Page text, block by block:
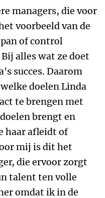
managers, die voor
voorbeeld van de
of control
alles wat ze doet
succes. Daarom
doelen Linda
te brengen met
brengt en
haar afleidt of
mij is dit het
die ervoor zorgt
talent ten volle
omdat ik in de